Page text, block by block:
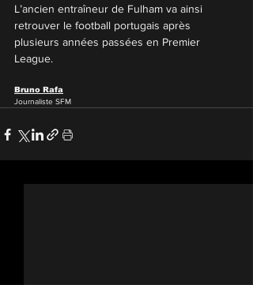
L’ancien entraîneur de Fulham va ainsi
retrouver le football portugais après
plusieurs années passées en Premier
League.
Bruno Rafa
Journaliste SFM